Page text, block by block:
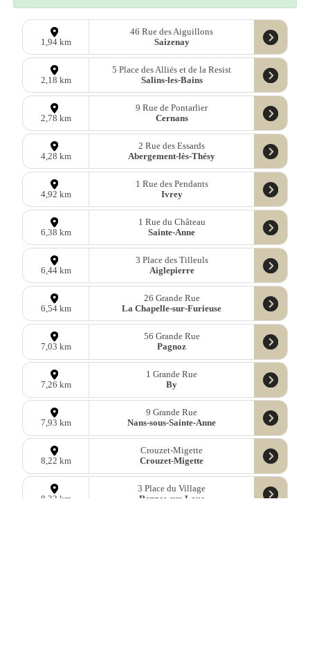
1,94 km
46 Rue des Aiguillons
Saizenay
2,18 km
5 Place des Alliés et de la Resist
Salins-les-Bains
2,78 km
9 Rue de Pontarlier
Cernans
4,28 km
2 Rue des Essards
Abergement-lès-Thésy
4,92 km
1 Rue des Pendants
Ivrey
6,38 km
1 Rue du Château
Sainte-Anne
6,44 km
3 Place des Tilleuls
Aiglepierre
6,54 km
26 Grande Rue
La Chapelle-sur-Furieuse
7,03 km
56 Grande Rue
Pagnoz
7,26 km
1 Grande Rue
By
7,93 km
9 Grande Rue
Nans-sous-Sainte-Anne
8,22 km
Crouzet-Migette
Crouzet-Migette
8,22 km
3 Place du Village
Rennes-sur-Loue